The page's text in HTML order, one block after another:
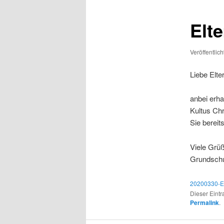
Liebe
anbei
Kultus
Sie
Viele
20200330-
Dieser
Permalink.